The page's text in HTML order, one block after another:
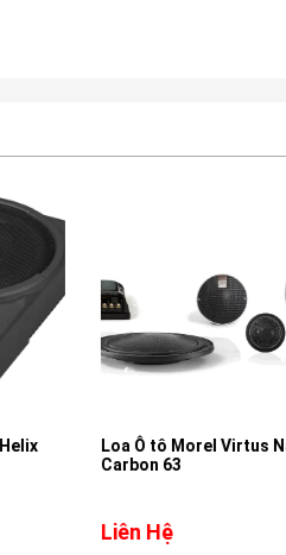
Loa Ô tô Morel Virtus
Carbon 63
Liên Hệ